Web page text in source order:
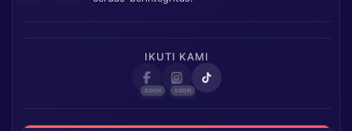
IKUTI KAMI